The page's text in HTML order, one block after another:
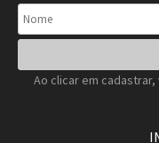
Ao clicar em